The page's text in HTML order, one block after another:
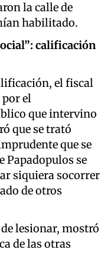
la calle de
habilitado.
calificación
el fiscal
el
que intervino
que se trató
que se
Papadopulos se
siquiera socorrer
de otros
lesionar, mostró
de las otras